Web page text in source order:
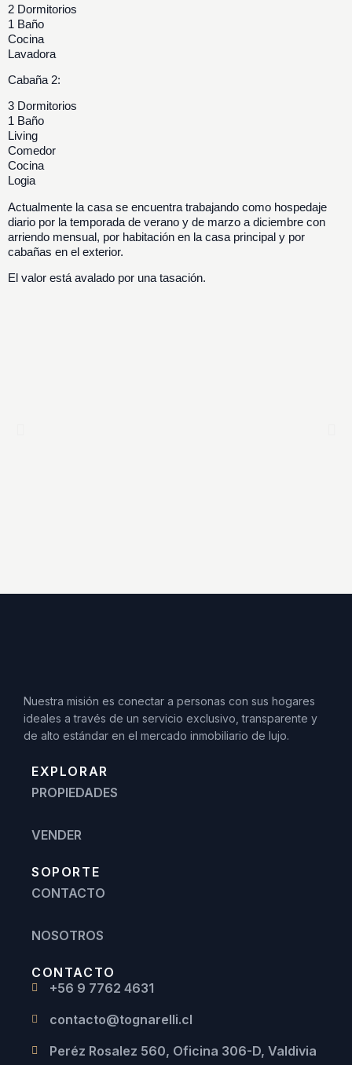
2 Dormitorios
1 Baño
Cocina
Lavadora
Cabaña 2:
3 Dormitorios
1 Baño
Living
Comedor
Cocina
Logia
Actualmente la casa se encuentra trabajando como hospedaje
diario por la temporada de verano y de marzo a diciembre con
arriendo mensual, por habitación en la casa principal y por
cabañas en el exterior.
El valor está avalado por una tasación.
Nuestra misión es conectar a personas con sus hogares
ideales a través de un servicio exclusivo, transparente y
de alto estándar en el mercado inmobiliario de lujo.
EXPLORAR
PROPIEDADES
VENDER
SOPORTE
CONTACTO
NOSOTROS
CONTACTO
+56 9 7762 4631
contacto@tognarelli.cl
Peréz Rosalez 560, Oficina 306-D, Valdivia